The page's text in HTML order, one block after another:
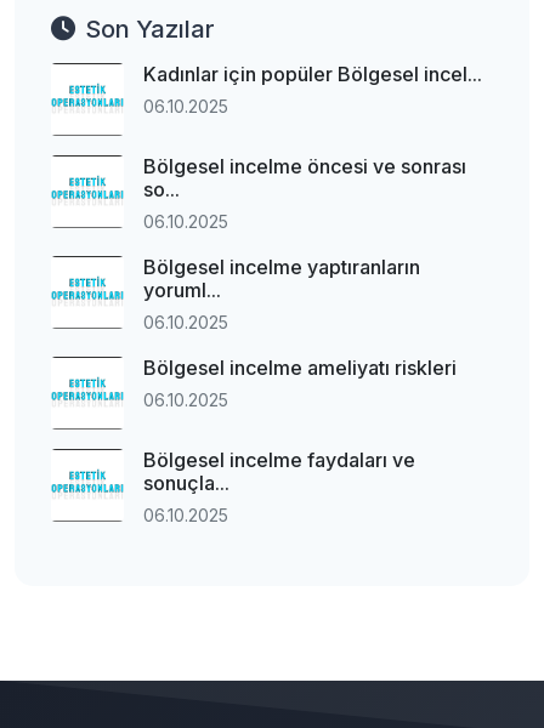
Son Yazılar
Kadınlar için popüler Bölgesel incel...
06.10.2025
Bölgesel incelme öncesi ve sonrası
so...
06.10.2025
Bölgesel incelme yaptıranların
yoruml...
06.10.2025
Bölgesel incelme ameliyatı riskleri
06.10.2025
Bölgesel incelme faydaları ve
sonuçla...
06.10.2025